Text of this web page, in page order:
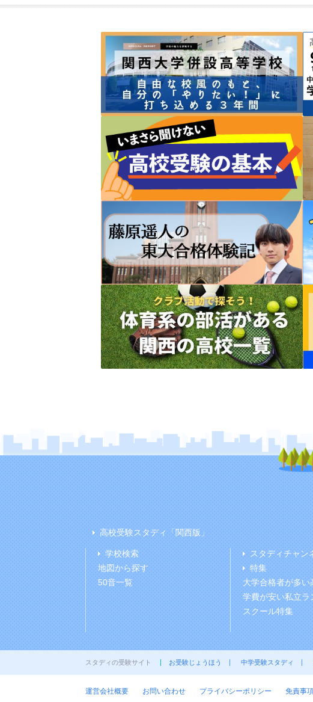
高校受験スタディ「関西版」
学校検索
地図から探す
50音一覧
スタディチャン
特集
大学合格者が多い
学費が安い私立ラ
スクール特集
スタディの受験サイト お受験じょうほう 中学受験スタディ
運営会社概要 お問い合わせ プライバシーポリシー 免責事